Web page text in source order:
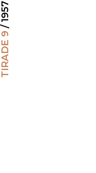
TIRADE 9
/ 1957